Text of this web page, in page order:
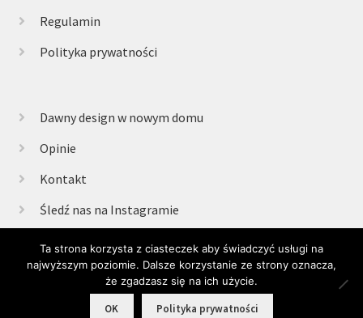
Regulamin
Polityka prywatności
Dawny design w nowym domu
Opinie
Kontakt
Śledź nas na Instagramie
© Retrogabinet 2025
Ta strona korzysta z ciasteczek aby świadczyć usługi na
najwyższym poziomie. Dalsze korzystanie ze strony oznacza,
że zgadzasz się na ich użycie.
OK Polityka prywatności